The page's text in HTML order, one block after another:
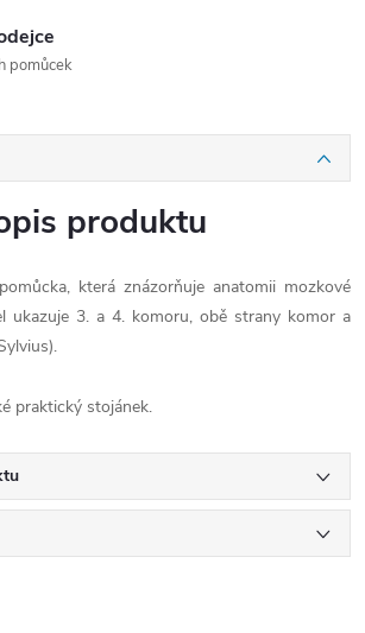
pomůcek
produktu
která znázorňuje anatomii mozkové
ukazuje 3. a 4. komoru, obě strany komor a
praktický stojánek.